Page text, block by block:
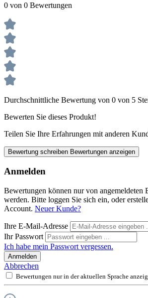
0 von 0 Bewertungen
Durchschnittliche Bewertung von 0 von 5
Bewerten Sie dieses Produkt!
Teilen Sie Ihre Erfahrungen mit anderen
Bewertung schreiben Bewertungen anzeigen
Anmelden
Bewertungen können nur von angemeldeten
werden. Bitte loggen Sie sich ein, oder
Account. Neuer Kunde?
Ihre E-Mail-Adresse
Ihr Passwort
Ich habe mein Passwort vergessen.
Anmelden
Abbrechen
Bewertungen nur in der aktuellen Sprache